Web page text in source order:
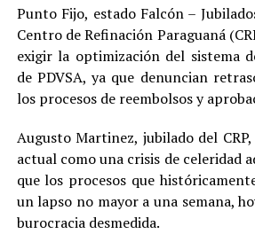
Punto Fijo, estado Falcón –
Centro de Refinación Paraguaná
exigir la optimización del sistema
de PDVSA, ya que denuncian
los procesos de reembolsos y
Augusto Martinez, jubilado del
actual como una crisis de celeridad
que los procesos que
un lapso no mayor a una semana,
burocracia desmedida.